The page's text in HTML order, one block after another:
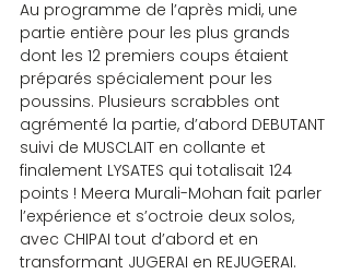
Au programme de l’après midi, une
partie entière pour les plus grands
dont les 12 premiers coups étaient
préparés spécialement pour les
poussins. Plusieurs scrabbles ont
agrémenté la partie, d’abord DEBUTANT
suivi de MUSCLAIT en collante et
finalement LYSATES qui totalisait 124
points ! Meera Murali-Mohan fait parler
l’expérience et s’octroie deux solos,
avec CHIPAI tout d’abord et en
transformant JUGERAI en REJUGERAI.